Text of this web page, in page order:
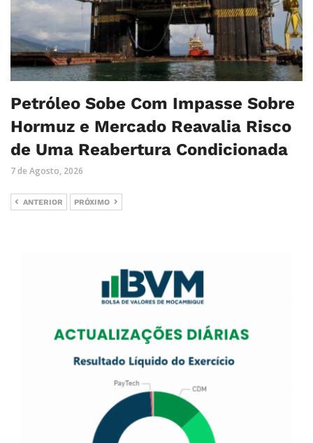
Petróleo Sobe Com Impasse Sobre
Hormuz e Mercado Reavalia Risco
de Uma Reabertura Condicionada
7 de Agosto, 2026
ANTERIOR PRÓXIMO